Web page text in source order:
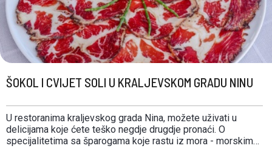
ŠOKOL I CVIJET SOLI U KRALJEVSKOM GRADU NINU
U restoranima kraljevskog grada Nina, možete uživati u
delicijama koje ćete teško negdje drugdje pronaći. O
specijalitetima sa šparogama koje rastu iz mora - morskim